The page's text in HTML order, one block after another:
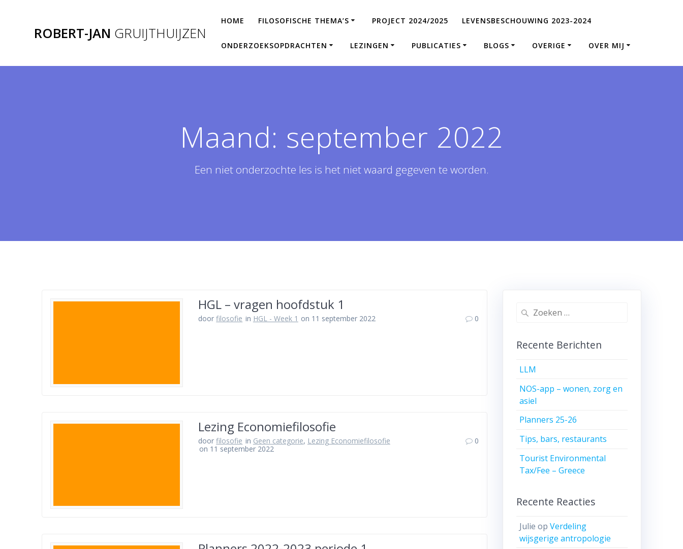
ROBERT-JAN GRUIJTHUIJZEN
HOME FILOSOFISCHE THEMA’S PROJECT 2024/2025 LEVENSBESCHOUWING 2023-2024
ONDERZOEKSOPDRACHTEN LEZINGEN PUBLICATIES BLOGS OVERIGE OVER MIJ
Maand: september 2022
Een niet onderzochte les is het niet waard gegeven te worden.
HGL – vragen hoofdstuk 1
doorfilosofie in HGL - Week 1 on 11 september 2022 0
Lezing Economiefilosofie
doorfilosofie in Geen categorie, Lezing Economiefilosofie
on 11 september 2022
0
Zoeken
Recente Berichten
LLM
NOS-app – wonen, zorg en
asiel
Planners 25-26
Tips, bars, restaurants
Tourist Environmental
Tax/Fee – Greece
Recente Reacties
Julie opVerdeling
wijsgerige antropologie